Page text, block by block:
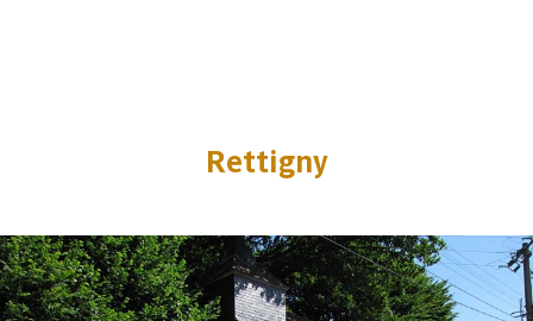
Rettigny